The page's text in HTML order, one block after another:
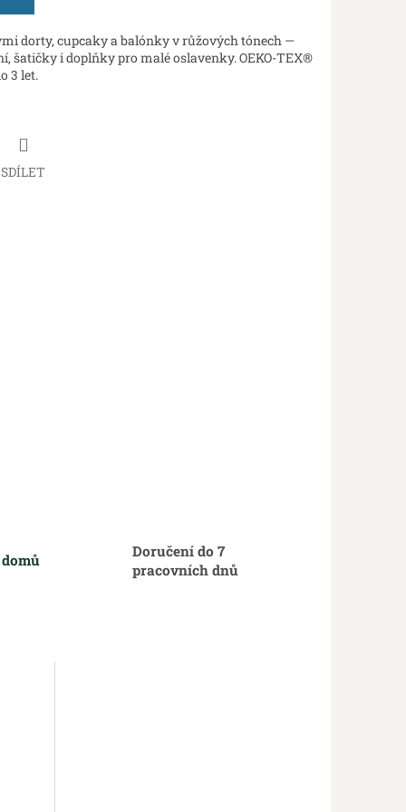
dorty, cupcaky a balónky v růžových tónech —
šatičky i doplňky pro malé oslavenky. OEKO-TEX®
3 let.
SDÍLET
Doručení do 7
pracovních dnů